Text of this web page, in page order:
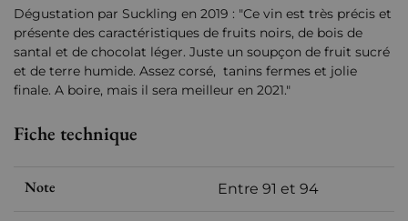
Dégustation par Suckling en 2019 : "Ce vin est très précis et
présente des caractéristiques de fruits noirs, de bois de
santal et de chocolat léger. Juste un soupçon de fruit sucré
et de terre humide. Assez corsé, tanins fermes et jolie
finale. A boire, mais il sera meilleur en 2021."
Fiche technique
Note Entre 91 et 94